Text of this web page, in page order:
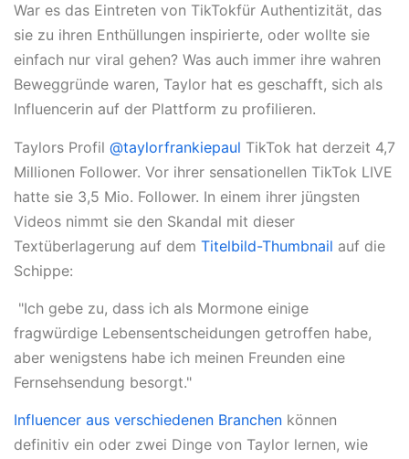
War es das Eintreten von TikTokfür Authentizität, das
sie zu ihren Enthüllungen inspirierte, oder wollte sie
einfach nur viral gehen? Was auch immer ihre wahren
Beweggründe waren, Taylor hat es geschafft, sich als
Influencerin auf der Plattform zu profilieren.
Taylors Profil @taylorfrankiepaul TikTok hat derzeit 4,7
Millionen Follower. Vor ihrer sensationellen TikTok LIVE
hatte sie 3,5 Mio. Follower. In einem ihrer jüngsten
Videos nimmt sie den Skandal mit dieser
Textüberlagerung auf dem Titelbild-Thumbnail auf die
Schippe:
"Ich gebe zu, dass ich als Mormone einige
fragwürdige Lebensentscheidungen getroffen habe,
aber wenigstens habe ich meinen Freunden eine
Fernsehsendung besorgt."
Influencer aus verschiedenen Branchen können
definitiv ein oder zwei Dinge von Taylor lernen, wie